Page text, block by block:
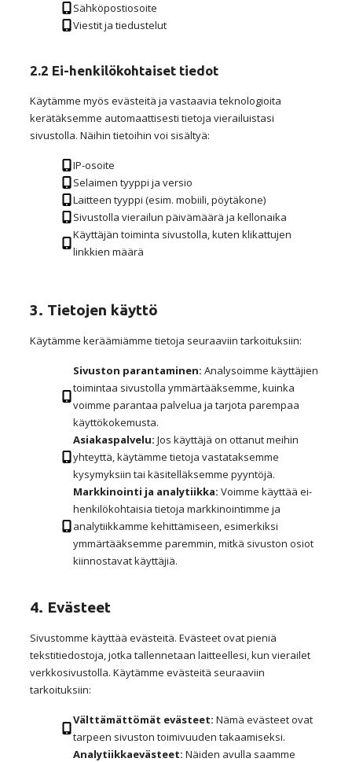
Sähköpostiosoite
Viestit ja tiedustelut
2.2 Ei-henkilökohtaiset tiedot
Käytämme myös evästeitä ja vastaavia teknologioita
kerätäksemme automaattisesti tietoja vierailuistasi
sivustolla. Näihin tietoihin voi sisältyä:
IP-osoite
Selaimen tyyppi ja versio
Laitteen tyyppi (esim. mobiili, pöytäkone)
Sivustolla vierailun päivämäärä ja kellonaika
Käyttäjän toiminta sivustolla, kuten klikattujen
linkkien määrä
3. Tietojen käyttö
Käytämme keräämiämme tietoja seuraaviin tarkoituksiin:
Sivuston parantaminen: Analysoimme käyttäjien
toimintaa sivustolla ymmärtääksemme, kuinka
voimme parantaa palvelua ja tarjota parempaa
käyttökokemusta.
Asiakaspalvelu: Jos käyttäjä on ottanut meihin
yhteyttä, käytämme tietoja vastataksemme
kysymyksiin tai käsitelläksemme pyyntöjä.
Markkinointi ja analytiikka: Voimme käyttää ei-
henkilökohtaisia tietoja markkinointimme ja
analytiikkamme kehittämiseen, esimerkiksi
ymmärtääksemme paremmin, mitkä sivuston osiot
kiinnostavat käyttäjiä.
4. Evästeet
Sivustomme käyttää evästeitä. Evästeet ovat pieniä
tekstitiedostoja, jotka tallennetaan laitteellesi, kun vierailet
verkkosivustolla. Käytämme evästeitä seuraaviin
tarkoituksiin:
Välttämättömät evästeet: Nämä evästeet ovat
tarpeen sivuston toimivuuden takaamiseksi.
Analytiikkaevästeet: Näiden avulla saamme